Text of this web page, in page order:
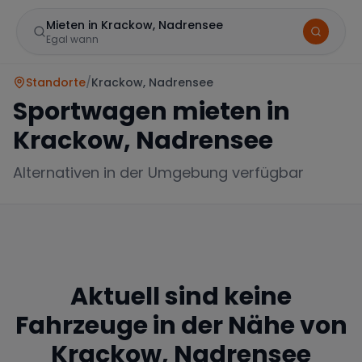
Mieten in Krackow, Nadrensee
Egal wann
Mercedes BMW Audi
Standorte/Krackow, Nadrensee
Sportwagen mieten in
Krackow, Nadrensee
Alternativen in der Umgebung verfügbar
Aktuell sind keine
Fahrzeuge in der Nähe von
Krackow, Nadrensee